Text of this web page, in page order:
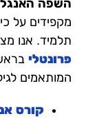
השפה
מקפידים על
תלמיד. אנו
פרונטלי
המותאמים
קורס